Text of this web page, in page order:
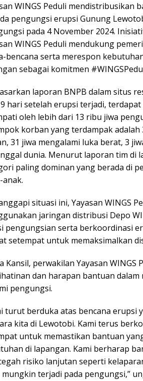
WINGS Peduli mendistribusikan
pengungsi erupsi Gunung
pada 4 November 2024.
WINGS Peduli mendukung
bencana serta merespon
sebagai komitmen
laporan BNPB dalam situs
hari setelah erupsi terjadi,
oleh lebih dari 13 ribu jiwa
korban yang terdampak adalah
31 jiwa mengalami luka berat, 3
dunia. Menurut laporan tim di
paling dominan yang berada di
anak.
situasi ini, Yayasan WINGS
jaringan distribusi Depo
pengungsian serta berkoordinasi
setempat untuk memaksimalkan
Kansil, perwakilan Yayasan WINGS
dan harapan bantuan
pengungsi.
turut berduka atas bencana erupsi
kita di Lewotobi. Kami terus
untuk memastikan bantuan
di lapangan. Kami berharap
risiko lanjutan seperti
terjadi pada pengungsi,”